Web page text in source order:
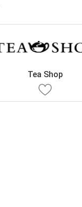
Tea Shop